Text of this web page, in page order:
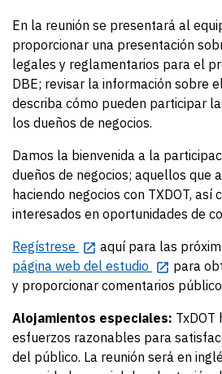
En la reunión se presentará al
proporcionar una presentación
legales y reglamentarios para el
DBE; revisar la información sobre
describa cómo pueden participar
los dueños de negocios.
Damos la bienvenida a la
dueños de negocios; aquellos que
haciendo negocios con TXDOT, así
interesados en oportunidades de
Regístrese
aquí para las
página web del estudio
para
y proporcionar comentarios
Alojamientos especiales: TxDOT
esfuerzos razonables para
del público. La reunión será en